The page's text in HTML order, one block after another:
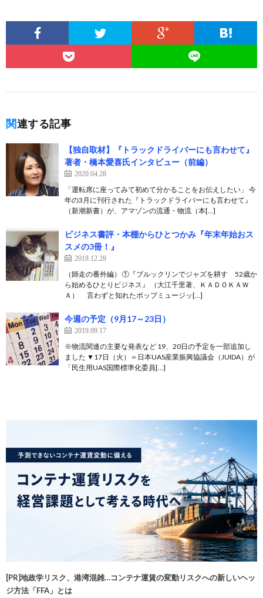
関連する記事
【独自取材】『トラックドライバーにも言わせて』
著者・橋本愛喜氏インタビュー（前編）
2020.04.28
「運転席に座ってみて初めて分かることをお伝えしたい」 今
年の3月に刊行された『トラックドライバーにも言わせて』
（新潮新書）が、アマゾンの流通・物流（本[…]
ビジネス書評・本棚からひとつかみ『年末年始おス
スメの3冊！』
2018.12.28
（師走の番外編） ①『ブルックリンでジャズを耕す 52歳か
ら始めるひとりビジネス』 （大江千里著、ＫＡＤＯＫＡＷ
Ａ） 言わずと知れたポップミュージッ[…]
今週の予定（9月17～23日）
2019.09.17
※物流関連の主要な発表など 19、20日の予定を一部追加し
ました ▼17日（火）＝日本UAS産業振興協議会（JUIDA）が
「民生用UAS国際標準化委員[…]
[PR]地政学リスク、港湾混雑…コンテナ運賃の変動リスクへの新しいヘッ
ジ方法「FFA」とは